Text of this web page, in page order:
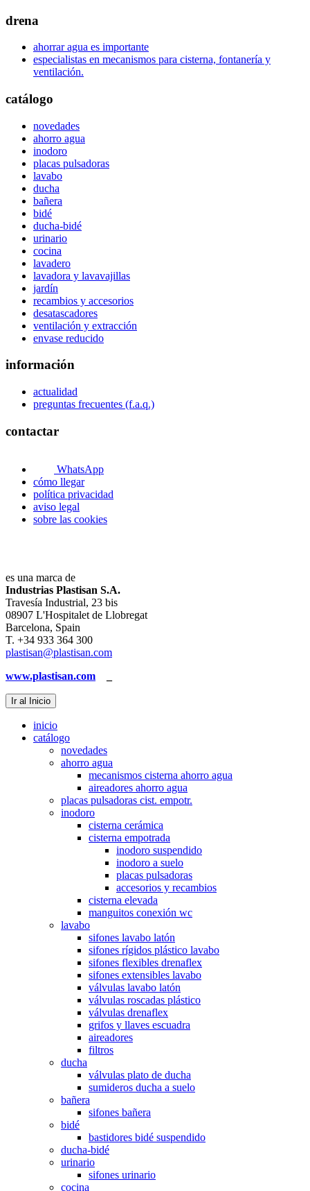
drena
ahorrar agua es importante
especialistas en mecanismos para cisterna, fontanería y
ventilación.
catálogo
novedades
ahorro agua
inodoro
placas pulsadoras
lavabo
ducha
bañera
bidé
ducha-bidé
urinario
cocina
lavadero
lavadora y lavavajillas
jardín
recambios y accesorios
desatascadores
ventilación y extracción
envase reducido
información
actualidad
preguntas frecuentes (f.a.q.)
contactar
WhatsApp
cómo llegar
política privacidad
aviso legal
sobre las cookies
es una marca de
Industrias Plastisan S.A.
Travesía Industrial, 23 bis
08907 L'Hospitalet de Llobregat
Barcelona, Spain
T. +34 933 364 300
plastisan@plastisan.com
www.plastisan.com
Ir al Inicio
inicio
catálogo
novedades
ahorro agua
mecanismos cisterna ahorro agua
aireadores ahorro agua
placas pulsadoras cist. empotr.
inodoro
cisterna cerámica
cisterna empotrada
inodoro suspendido
inodoro a suelo
placas pulsadoras
accesorios y recambios
cisterna elevada
manguitos conexión wc
lavabo
sifones lavabo latón
sifones rígidos plástico lavabo
sifones flexibles drenaflex
sifones extensibles lavabo
válvulas lavabo latón
válvulas roscadas plástico
válvulas drenaflex
grifos y llaves escuadra
aireadores
filtros
ducha
válvulas plato de ducha
sumideros ducha a suelo
bañera
sifones bañera
bidé
bastidores bidé suspendido
ducha-bidé
urinario
sifones urinario
cocina